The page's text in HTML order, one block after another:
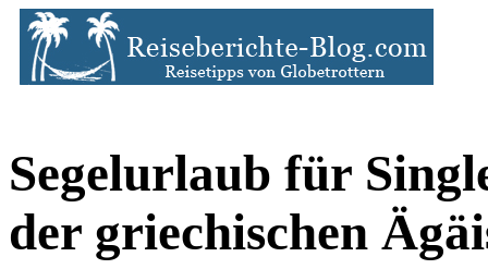
Segelurlaub für
der griechischen